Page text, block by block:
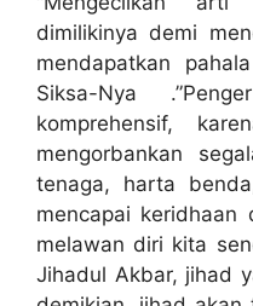
dimilikinya demi
mendapatkan
Siksa-Nya
komprehensif,
mengorbankan
tenaga, harta
mencapai keridhaan
melawan diri kita
Jihadul Akbar, jihad